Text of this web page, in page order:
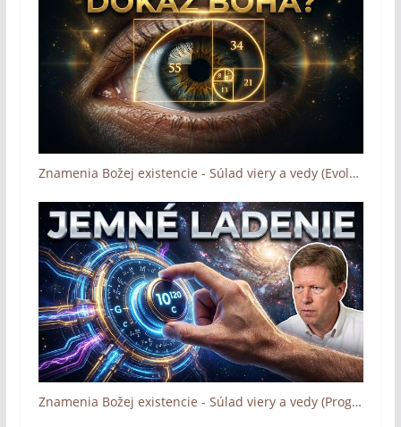
Znamenia Božej existencie - Súlad viery a vedy (Evolúcia, DNA, Zlatý rez, Dôkaz Boha - 1/2)
Znamenia Božej existencie - Súlad viery a vedy (Programovanie, Multivesmír, Jemné ladenie - 2/2)